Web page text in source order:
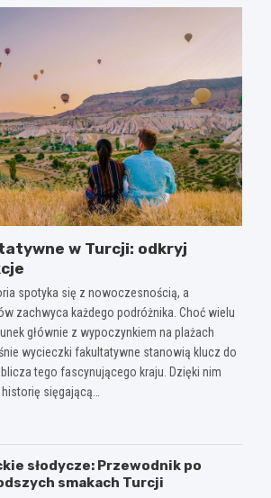
w Turcji: odkryj
spotyka się z nowoczesnością, a
zachwyca każdego podróżnika. Choć wielu
głównie z wypoczynkiem na plażach
wycieczki fakultatywne stanowią klucz do
tego fascynującego kraju. Dzięki nim
sięgającą…
słodycze: Przewodnik po
smakach Turcji